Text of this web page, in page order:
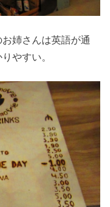
姉さんは英語が通
やすい。